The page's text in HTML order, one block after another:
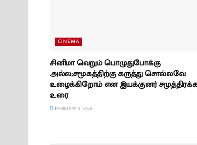
CINEMA
சினிமா வெறும் பொழுதுபோக்கு
அல்ல;சமூகத்திற்கு கருத்து சொல்லவே
உழைக்கிறோம் என இயக்குனர்
உரை
FEBRUARY 3, 2026